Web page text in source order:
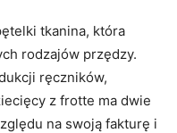
tkanina, która
rodzajów przędzy.
ręczników,
z frotte ma dwie
na swoją fakturę i